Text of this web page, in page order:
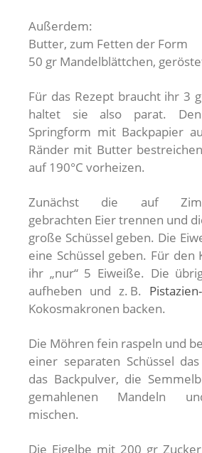
Außerdem:
Butter, zum Fetten der Form
50 gr Mandelblättchen,
Für das Rezept braucht ihr 3
haltet sie also parat.
Springform mit Backpapier
Ränder mit Butter
auf 190°C vorheizen.
Zunächst die auf
gebrachten Eier trennen und
große Schüssel geben. Die
eine Schüssel geben. Für den
ihr „nur“ 5 Eiweiße. Die
aufheben und z. B.
Kokosmakronen backen.
Die Möhren fein raspeln und
einer separaten Schüssel
das Backpulver, die
gemahlenen Mandeln
mischen.
Die Eigelbe mit 200 gr